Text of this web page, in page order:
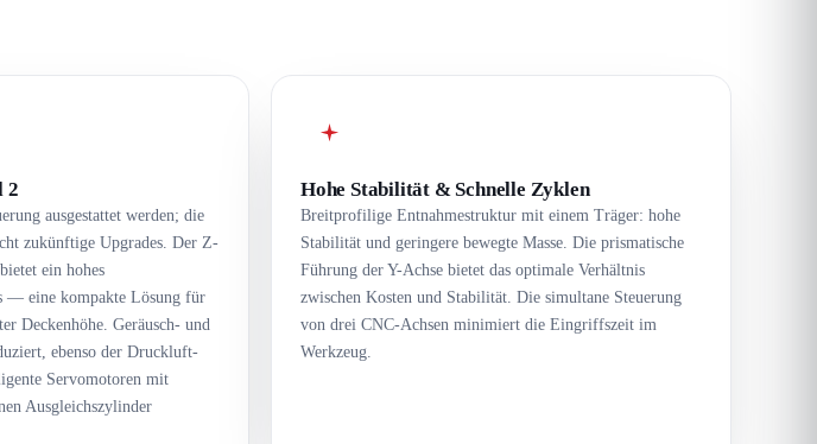
2
ausgestattet werden; die
zukünftige Upgrades. Der Z-
ein hohes
— eine kompakte Lösung für
Deckenhöhe. Geräusch- und
ebenso der Druckluft-
Servomotoren mit
Ausgleichszylinder
Hohe Stabilität & Schnelle Zyklen
Breitprofilige Entnahmestruktur mit einem Träger: hohe
Stabilität und geringere bewegte Masse. Die prismatische
Führung der Y-Achse bietet das optimale Verhältnis
zwischen Kosten und Stabilität. Die simultane Steuerung
von drei CNC-Achsen minimiert die Eingriffszeit im
Werkzeug.